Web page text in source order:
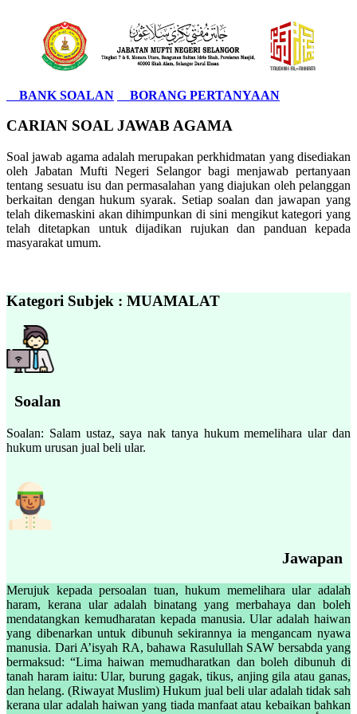
BANK SOALAN BORANG PERTANYAAN
CARIAN SOAL JAWAB AGAMA
Soal jawab agama adalah merupakan perkhidmatan yang disediakan
oleh Jabatan Mufti Negeri Selangor bagi menjawab pertanyaan
tentang sesuatu isu dan permasalahan yang diajukan oleh pelanggan
berkaitan dengan hukum syarak. Setiap soalan dan jawapan yang
telah dikemaskini akan dihimpunkan di sini mengikut kategori yang
telah ditetapkan untuk dijadikan rujukan dan panduan kepada
masyarakat umum.
Kategori Subjek : MUAMALAT
Soalan
Soalan: Salam ustaz, saya nak tanya hukum memelihara ular dan
hukum urusan jual beli ular.
Jawapan
Merujuk kepada persoalan tuan, hukum memelihara ular adalah
haram, kerana ular adalah binatang yang merbahaya dan boleh
mendatangkan kemudharatan kepada manusia. Ular adalah haiwan
yang dibenarkan untuk dibunuh sekirannya ia mengancam nyawa
manusia. Dari A’isyah RA, bahawa Rasulullah SAW bersabda yang
bermaksud: “Lima haiwan memudharatkan dan boleh dibunuh di
tanah haram iaitu: Ular, burung gagak, tikus, anjing gila atau ganas,
dan helang. (Riwayat Muslim) Hukum jual beli ular adalah tidak sah
kerana ular adalah haiwan yang tiada manfaat atau kebaikan bahkan